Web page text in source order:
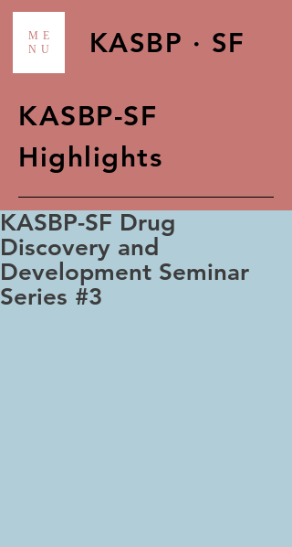
ME
NU
KASBP · SF
KASBP-SF
Highlights
KASBP-SF Drug
Discovery and
Development Seminar
Series #3